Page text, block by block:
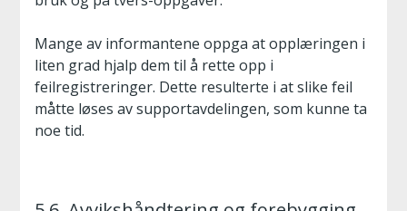
Mange av informantene oppga at opplæringen i
liten grad hjalp dem til å rette opp i
feilregistreringer. Dette resulterte i at slike feil
måtte løses av supportavdelingen, som kunne ta
noe tid.